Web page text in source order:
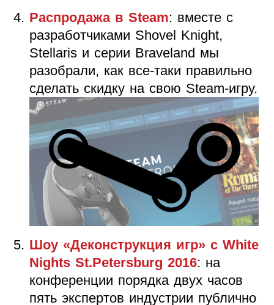
Распродажа в Steam: вместе с
разработчиками Shovel Knight,
Stellaris и серии Braveland мы
разобрали, как все-таки правильно
сделать скидку на свою Steam-игру.
Шоу «Деконструкция игр» с White
Nights St.Petersburg 2016: на
конференции порядка двух часов
пять экспертов индустрии публично